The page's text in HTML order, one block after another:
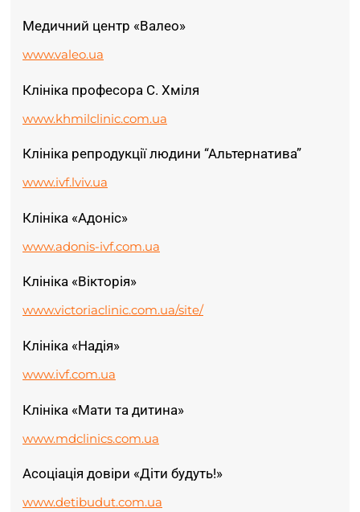
Медичний центр «Валео»
www.valeo.ua
Клініка професора С. Хміля
www.khmilclinic.com.ua
Клініка репродукції людини “Альтернатива”
www.ivf.lviv.ua
Клініка «Адоніс»
www.adonis-ivf.com.ua
Клініка «Вікторія»
www.victoriaclinic.com.ua/site/
Клініка «Надія»
www.ivf.com.ua
Клініка «Мати та дитина»
www.mdclinics.com.ua
Асоціація довіри «Діти будуть!»
www.detibudut.com.ua